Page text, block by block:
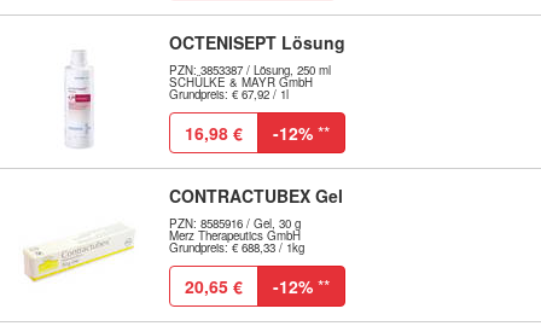
OCTENISEPT Lösung
PZN: 3853387 / Lösung, 250 ml
SCHÜLKE & MAYR GmbH
Grundpreis: € 67,92 / 1l
16,98 € -12% **
CONTRACTUBEX Gel
PZN: 8585916 / Gel, 30 g
Merz Therapeutics GmbH
Grundpreis: € 688,33 / 1kg
20,65 € -12% **